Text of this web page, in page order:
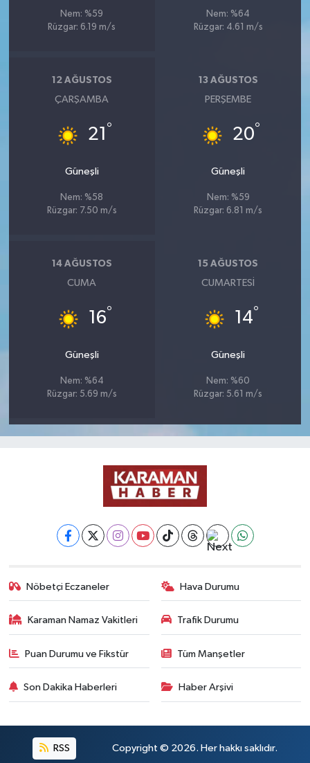
Nem: %59
Rüzgar: 6.19 m/s
Nem: %64
Rüzgar: 4.61 m/s
12 AĞUSTOS
ÇARŞAMBA
21 °
Güneşli
Nem: %58
Rüzgar: 7.50 m/s
13 AĞUSTOS
PERŞEMBE
20°
Güneşli
Nem: %59
Rüzgar: 6.81 m/s
14 AĞUSTOS
CUMA
16°
Güneşli
Nem: %64
Rüzgar: 5.69 m/s
15 AĞUSTOS
CUMARTESI
14°
Güneşli
Nem: %60
Rüzgar: 5.61 m/s
Nöbetçi Eczaneler Hava Durumu
Karaman Namaz Vakitleri Trafik Durumu
Puan Durumu ve Fikstür Tüm Manşetler
Son Dakika Haberleri Haber Arşivi
RSS Copyright © 2026. Her hakkı saklıdır.